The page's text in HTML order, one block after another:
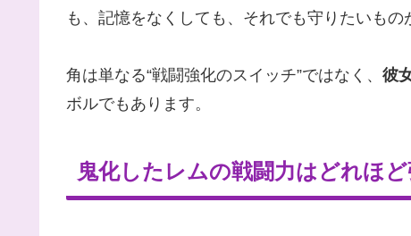
も、記憶をなくしても、それでも守りたいも
角は単なる“戦闘強化のスイッチ”ではなく、 彼
ボルでもあります。
鬼化したレムの戦闘力はどれほ